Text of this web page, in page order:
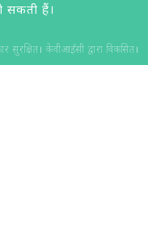
सकती हैं।
केवीआईसी द्वारा विकसित।